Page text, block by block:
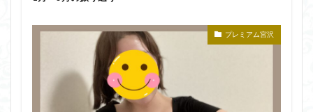
プレミアム宮沢